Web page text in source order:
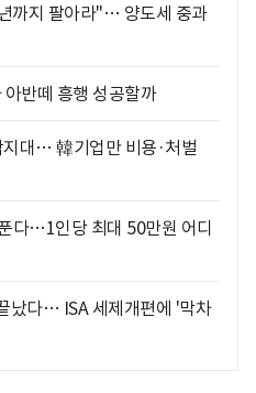
까지 팔아라"… 양도세 중과
반떼 흥행 성공할까
지대… 韓기업만 비용·처벌
다…1인당 최대 50만원 어디
났다… ISA 세제개편에 '막차